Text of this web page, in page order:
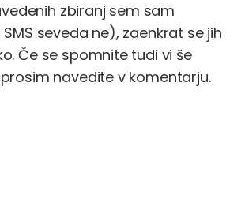
zbiranj sem sam
seveda ne), zaenkrat se jih
Če se spomnite tudi vi še
navedite v komentarju.